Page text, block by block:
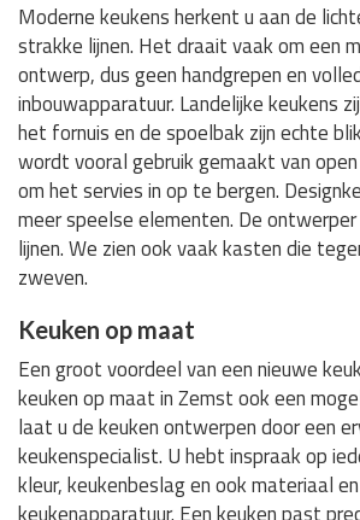
Moderne keukens herkent u aan de
strakke lijnen. Het draait vaak om een
ontwerp, dus geen handgrepen en
inbouwapparatuur. Landelijke keukens
het fornuis en de spoelbak zijn echte
wordt vooral gebruik gemaakt van
om het servies in op te bergen.
meer speelse elementen. De
lijnen. We zien ook vaak kasten die
zweven.
Keuken op maat
Een groot voordeel van een nieuwe
keuken op maat in Zemst ook een
laat u de keuken ontwerpen door een
keukenspecialist. U hebt inspraak op
kleur, keukenbeslag en ook materiaal